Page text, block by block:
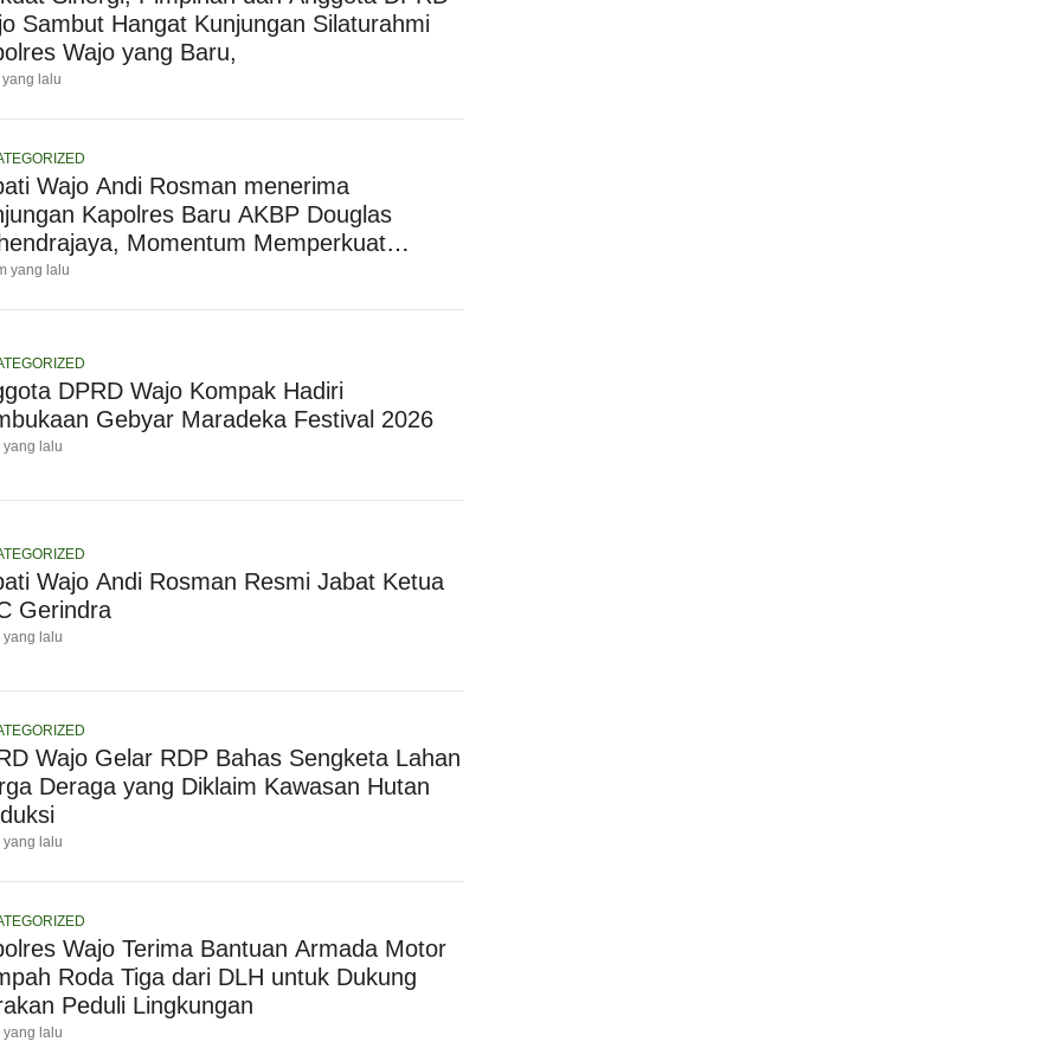
Sambut Hangat Kunjungan Silaturahmi
Wajo yang Baru,
lalu
Wajo Andi Rosman menerima
Kapolres Baru AKBP Douglas
Momentum Memperkuat
yang lalu
DPRD Wajo Kompak Hadiri
Gebyar Maradeka Festival 2026
yang lalu
Wajo Andi Rosman Resmi Jabat Ketua
Gerindra
yang lalu
Wajo Gelar RDP Bahas Sengketa Lahan
Deraga yang Diklaim Kawasan Hutan
yang lalu
Wajo Terima Bantuan Armada Motor
Roda Tiga dari DLH untuk Dukung
Peduli Lingkungan
yang lalu